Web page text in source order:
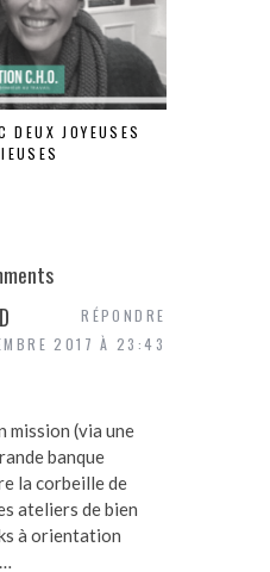
DEUX JOYEUSES
2017 À 23:43
mission (via une
banque
la corbeille de
ateliers de bien
à orientation
RÉPONDRE